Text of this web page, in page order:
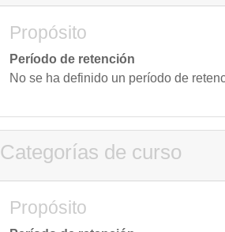
Propósito
Período de retención
No se ha definido un período de
Categorías de curso
Propósito